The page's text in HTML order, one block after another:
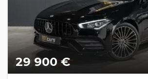
29 900 €